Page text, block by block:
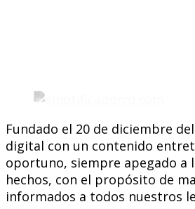
Fundado el 20 de diciembre
digital con un contenido
oportuno, siempre apegado a
hechos, con el propósito de
informados a todos nuestros